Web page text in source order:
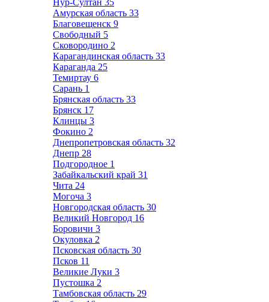
Нур-Султан 35
Амурская область 33
Благовещенск 9
Свободный 5
Сковородино 2
Карагандинская область 33
Караганда 25
Темиртау 6
Сарань 1
Брянская область 33
Брянск 17
Клинцы 3
Фокино 2
Днепропетровская область 32
Днепр 28
Подгородное 1
Забайкальский край 31
Чита 24
Могоча 3
Новгородская область 30
Великий Новгород 16
Боровичи 3
Окуловка 2
Псковская область 30
Псков 11
Великие Луки 3
Пустошка 2
Тамбовская область 29